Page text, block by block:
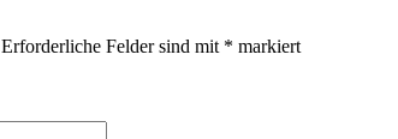
Erforderliche Felder sind mit * markiert